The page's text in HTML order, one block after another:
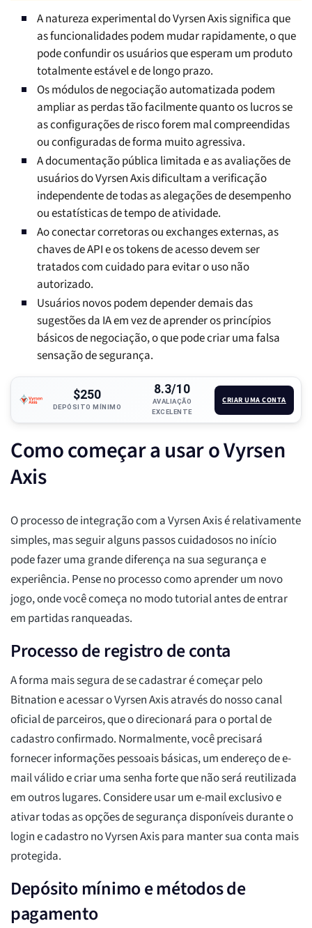
A natureza experimental do Vyrsen Axis significa que
as funcionalidades podem mudar rapidamente, o que
pode confundir os usuários que esperam um produto
totalmente estável e de longo prazo.
Os módulos de negociação automatizada podem
ampliar as perdas tão facilmente quanto os lucros se
as configurações de risco forem mal compreendidas
ou configuradas de forma muito agressiva.
A documentação pública limitada e as avaliações de
usuários do Vyrsen Axis dificultam a verificação
independente de todas as alegações de desempenho
ou estatísticas de tempo de atividade.
Ao conectar corretoras ou exchanges externas, as
chaves de API e os tokens de acesso devem ser
tratados com cuidado para evitar o uso não
autorizado.
Usuários novos podem depender demais das
sugestões da IA em vez de aprender os princípios
básicos de negociação, o que pode criar uma falsa
sensação de segurança.
$250
DEPÓSITO MÍNIMO
8.3/10
AVALIAÇÃO
EXCELENTE
CRIAR UMA CONTA
Como começar a usar o Vyrsen
Axis
O processo de integração com a Vyrsen Axis é relativamente
simples, mas seguir alguns passos cuidadosos no início
pode fazer uma grande diferença na sua segurança e
experiência. Pense no processo como aprender um novo
jogo, onde você começa no modo tutorial antes de entrar
em partidas ranqueadas.
Processo de registro de conta
A forma mais segura de se cadastrar é começar pelo
Bitnation e acessar o Vyrsen Axis através do nosso canal
oficial de parceiros, que o direcionará para o portal de
cadastro confirmado. Normalmente, você precisará
fornecer informações pessoais básicas, um endereço de e-
mail válido e criar uma senha forte que não será reutilizada
em outros lugares. Considere usar um e-mail exclusivo e
ativar todas as opções de segurança disponíveis durante o
login e cadastro no Vyrsen Axis para manter sua conta mais
protegida.
Depósito mínimo e métodos de
pagamento